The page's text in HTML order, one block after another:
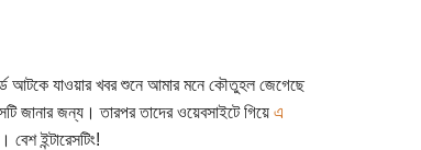
আটকে যাওয়ার খবর শুনে আমার মনে কৌতুহল জেগেছে
জানার জন্য। তারপর তাদের ওয়েবসাইটে গিয়ে এ
ইন্টারেসটিং!